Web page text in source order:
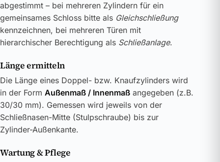
abgestimmt – bei mehreren Zylindern für ein
gemeinsames Schloss bitte als Gleichschließung
kennzeichnen, bei mehreren Türen mit
hierarchischer Berechtigung als Schließanlage.
Länge ermitteln
Die Länge eines Doppel- bzw. Knaufzylinders wird
in der Form Außenmaß / Innenmaß angegeben (z.B.
30/30 mm). Gemessen wird jeweils von der
Schließnasen-Mitte (Stulpschraube) bis zur
Zylinder-Außenkante.
Wartung & Pflege